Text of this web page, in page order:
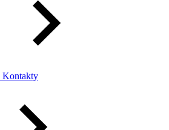
Kontakty